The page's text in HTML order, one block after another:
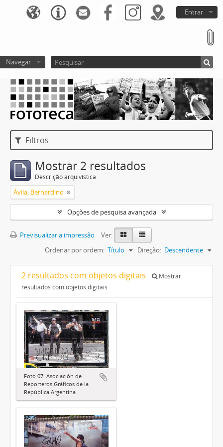
Entrar
Navegar
Filtros
Mostrar 2 resultados
Descrição arquivística
Ávila, Bernardino
Opções de pesquisa avançada
Previsualizar a impressão
Ver:
Ordenar por ordem: Título Direção: Descendente
2 resultados com objetos digitais
Mostrar
resultados com objetos digitais
Foto 07: Asociación de
Reporteros Gráficos de la
República Argentina